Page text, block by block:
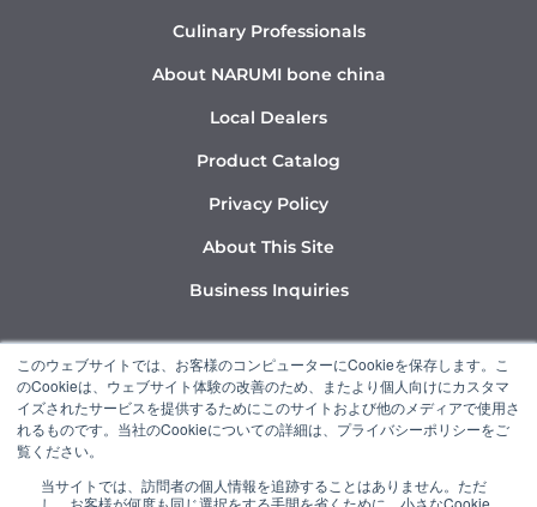
このウェブサイトでは、お客様のコンピューターにCookieを保存します。こ
のCookieは、ウェブサイト体験の改善のため、またより個人向けにカスタマ
イズされたサービスを提供するためにこのサイトおよび他のメディアで使用さ
れるものです。当社のCookieについての詳細は、プライバシーポリシーをご
覧ください。
当サイトでは、訪問者の個人情報を追跡することはありません。ただ
し、お客様が何度も同じ選択をする手間を省くために、小さなCookie
Culinary Professionals
About NARUMI bone china
Local Dealers
Product Catalog
Privacy Policy
About This Site
Business Inquiries
Y
o
u
t
b
I
n
s
t
g
L
i
n
k
d